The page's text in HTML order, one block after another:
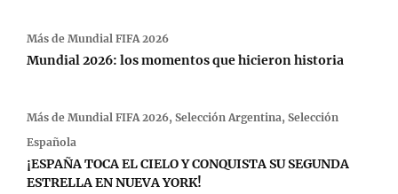
Más de Mundial FIFA 2026
Mundial 2026: los momentos que hicieron historia
Más de Mundial FIFA 2026, Selección Argentina, Selección
Española
​¡ESPAÑA TOCA EL CIELO Y CONQUISTA SU SEGUNDA
ESTRELLA EN NUEVA YORK!